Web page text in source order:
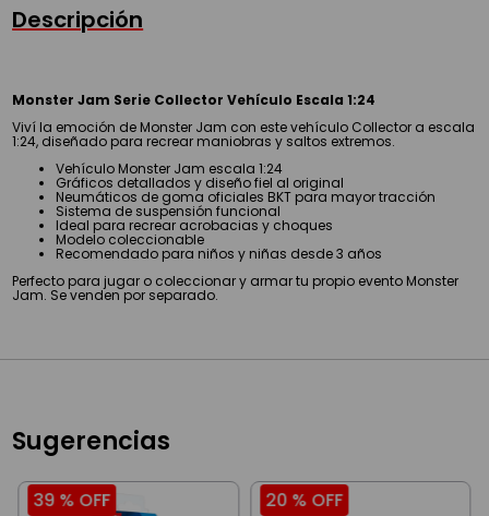
Descripción
Monster Jam Serie Collector Vehículo Escala 1:24
Viví la emoción de Monster Jam con este vehículo Collector a escala
1:24, diseñado para recrear maniobras y saltos extremos.
Vehículo Monster Jam escala 1:24
Gráficos detallados y diseño fiel al original
Neumáticos de goma oficiales BKT para mayor tracción
Sistema de suspensión funcional
Ideal para recrear acrobacias y choques
Modelo coleccionable
Recomendado para niños y niñas desde 3 años
Perfecto para jugar o coleccionar y armar tu propio evento Monster
Jam. Se venden por separado.
Sugerencias
39 % OFF 20 % OFF